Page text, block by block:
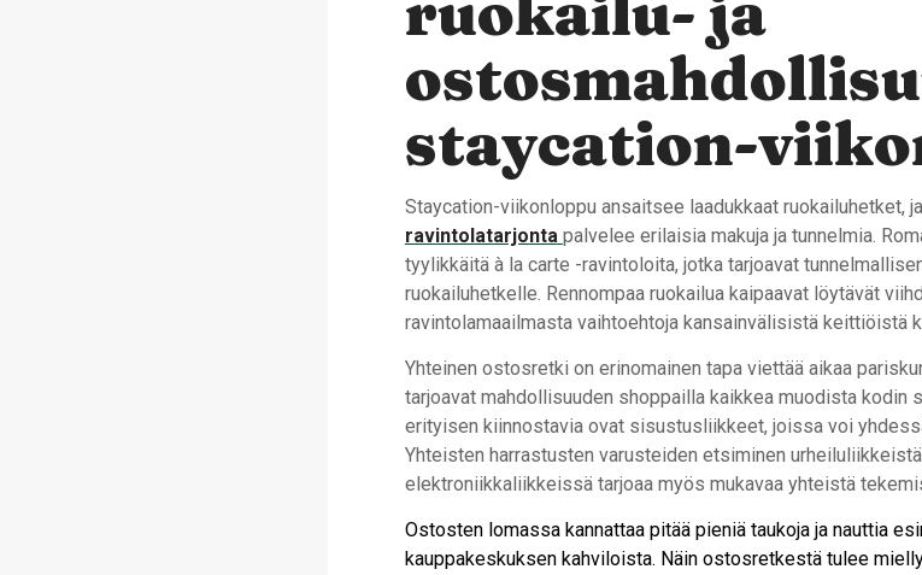
staycation-
Staycation-viikonloppu ansaitsee laadukkaat ruokailuhetket, ja
ravintolatarjonta palvelee erilaisia makuja ja tunnelmia.
tyylikkäitä à la carte -ravintoloita, jotka tarjoavat
ruokailuhetkelle. Rennompaa ruokailua kaipaavat löytävät
ravintolamaailmasta vaihtoehtoja kansainvälisistä keittiöistä
Yhteinen ostosretki on erinomainen tapa viettää aikaa
tarjoavat mahdollisuuden shoppailla kaikkea muodista kodin
erityisen kiinnostavia ovat sisustusliikkeet, joissa voi
Yhteisten harrastusten varusteiden etsiminen
elektroniikkaliikkeissä tarjoaa myös mukavaa yhteistä
Ostosten lomassa kannattaa pitää pieniä taukoja ja nauttia
kauppakeskuksen kahviloista. Näin ostosretkestä tulee